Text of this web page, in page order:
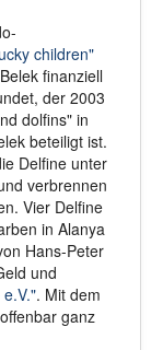
children"
finanziell
der 2003
dolfins" in
beteiligt ist.
Delfine unter
verbrennen
Vier Delfine
in Alanya
Hans-Peter
und
. Mit dem
ganz